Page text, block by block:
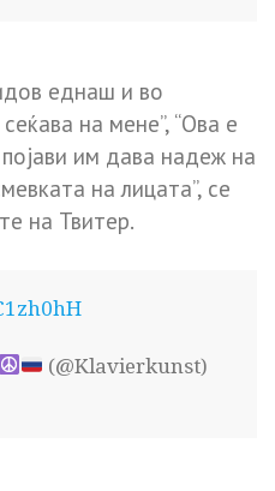
еднаш и во
на мене”, “Ова е
им дава надеж на
на лицата”, се
на Твитер.
(@Klavierkunst)